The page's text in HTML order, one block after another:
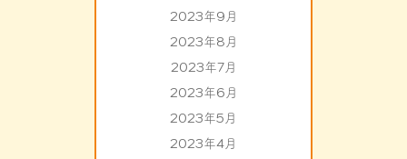
2023年9月
2023年8月
2023年7月
2023年6月
2023年5月
2023年4月